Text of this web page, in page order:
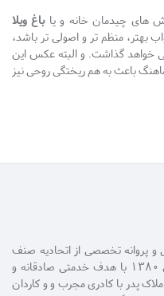
های چیدمان خانه و یاباغ ویلا
منظم تر و اصولی تر باشد،
خواهد گذاشت. و البته عکس این
باعث به هم ریختگی روحی نیز
و پروانه تخصصی از اتحادیه صنف
مشاورین املاک شهرستان شهریار در سال 1380 با هدف خدمتی صادقانه و
پدر با کادری مجرب و و کاردان